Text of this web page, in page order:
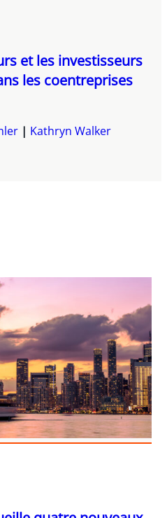
et les investisseurs
les coentreprises
Kathryn Walker